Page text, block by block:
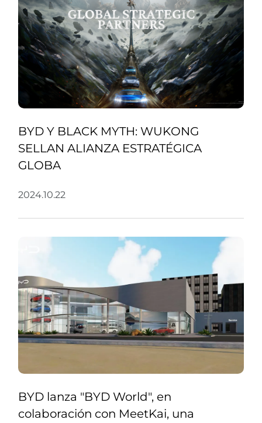
BYD Y BLACK MYTH: WUKONG
SELLAN ALIANZA ESTRATÉGICA
GLOBA
2024.10.22
BYD lanza "BYD World", en
colaboración con MeetKai, una